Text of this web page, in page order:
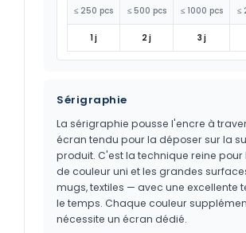
≤ 250 pcs ≤ 500 pcs ≤ 1000 pcs ≤
1 j 2 j 3 j
Sérigraphie
La sérigraphie pousse l'encre à
écran tendu pour la déposer sur la
produit. C'est la technique reine pour
de couleur uni et les grandes
mugs, textiles — avec une excellente
le temps. Chaque couleur
nécessite un écran dédié.